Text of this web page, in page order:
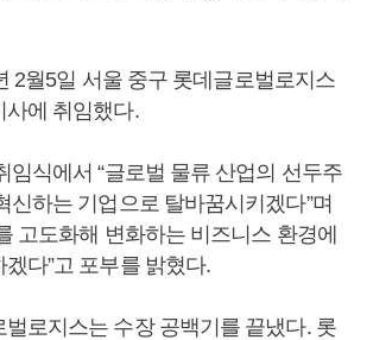
2월5일 서울 중구 롯데글로벌로지스
사에 취임했다.
임식에서 “글로벌 물류 산업의 선두주
신하는 기업으로 탈바꿈시키겠다”며
고도화해 변화하는 비즈니스 환경에
다”고 포부를 밝혔다.
로지스는 수장 공백기를 끝냈다. 롯